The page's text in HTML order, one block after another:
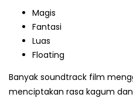
Magis
Fantasi
Luas
Floating
Banyak soundtrack film
menciptakan rasa kagum